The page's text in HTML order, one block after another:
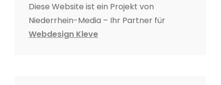
Diese Website ist ein Projekt von
Niederrhein-Media – Ihr Partner für
Webdesign Kleve